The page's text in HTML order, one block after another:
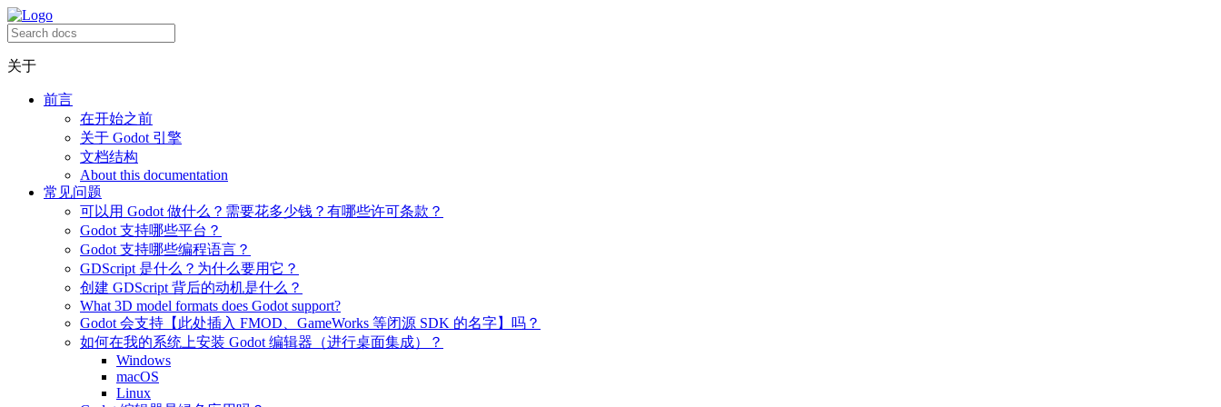
关于
前言
在开始之前
关于 Godot 引擎
文档结构
About this documentation
常见问题
可以用 Godot 做什么？需要花多少钱？有哪些许可条款？
Godot 支持哪些平台？
Godot 支持哪些编程语言？
GDScript 是什么？为什么要用它？
创建 GDScript 背后的动机是什么？
What 3D model formats does Godot support?
Godot 会支持【此处插入 FMOD、GameWorks 等闭源 SDK 的名字】吗？
如何在我的系统上安装 Godot 编辑器（进行桌面集成）？
Windows
macOS
Linux